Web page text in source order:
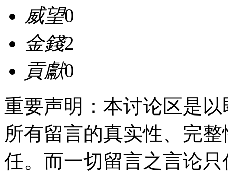
威望0
金錢2
貢獻0
重要声明：本讨论区是
所有留言的真实性、完
任。而一切留言之言论